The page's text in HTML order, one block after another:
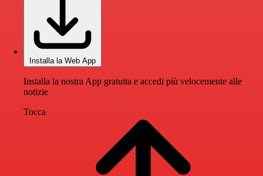
Installa la Web App
Installa la nostra App gratuita e accedi più velocemente alle
notizie
Tocca